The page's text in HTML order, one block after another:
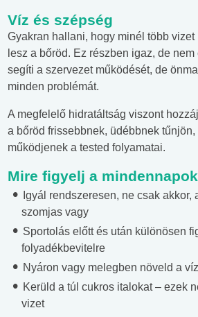
Víz és szépség
Gyakran hallani, hogy minél több
lesz a bőröd. Ez részben igaz, de
segíti a szervezet működését, de
minden problémát.
A megfelelő hidratáltság viszont
a bőröd frissebbnek, üdébbnek tűnjön,
működjenek a tested folyamatai.
Mire figyelj a
Igyál rendszeresen, ne csak akkor,
szomjas vagy
Sportolás előtt és után különösen
folyadékbevitelre
Nyáron vagy melegben növeld a
Kerüld a túl cukros italokat – ezek
vizet